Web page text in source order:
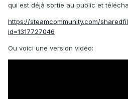
qui est déjà sortie au public et
https://steamcommunity.com/
id=1317727046
Ou voici une version vidéo: